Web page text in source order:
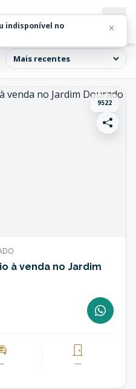
indisponível no
9522
à venda no Jardim
—